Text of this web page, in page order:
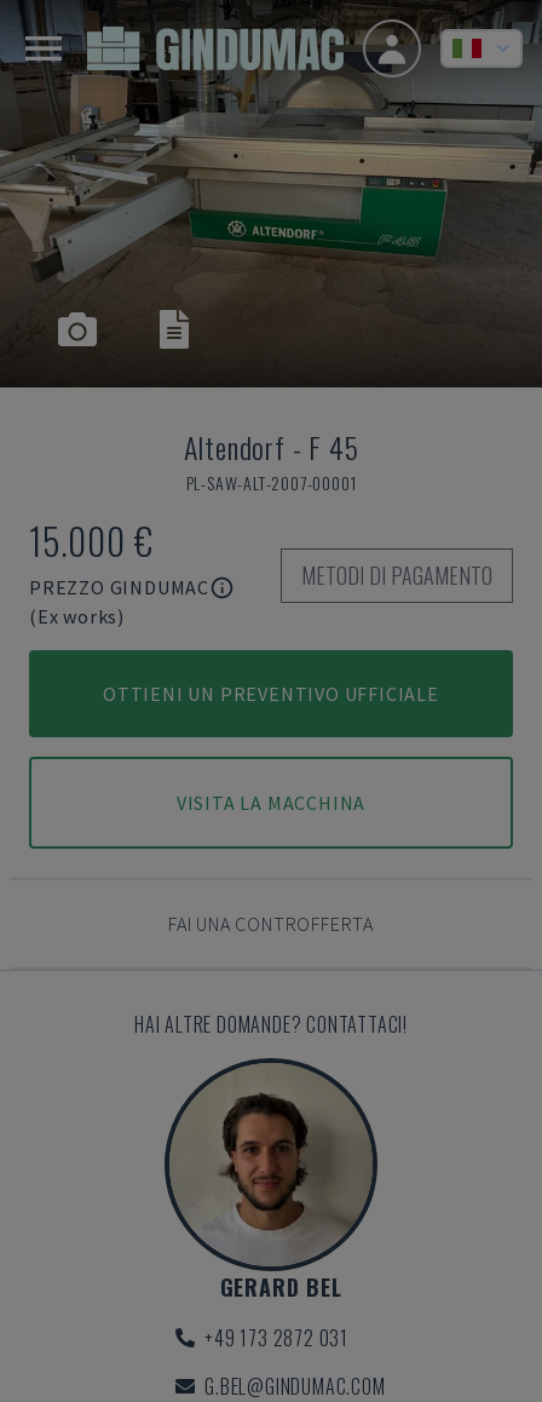
Altendorf - F 45
PL-SAW-ALT-2007-00001
15.000 €
PREZZO GINDUMAC
(Ex works)
METODI DI PAGAMENTO
OTTIENI UN PREVENTIVO UFFICIALE
VISITA LA MACCHINA
FAI UNA CONTROFFERTA
HAI ALTRE DOMANDE? CONTATTACI!
GERARD BEL
+49 173 2872 031
G.BEL@GINDUMAC.COM